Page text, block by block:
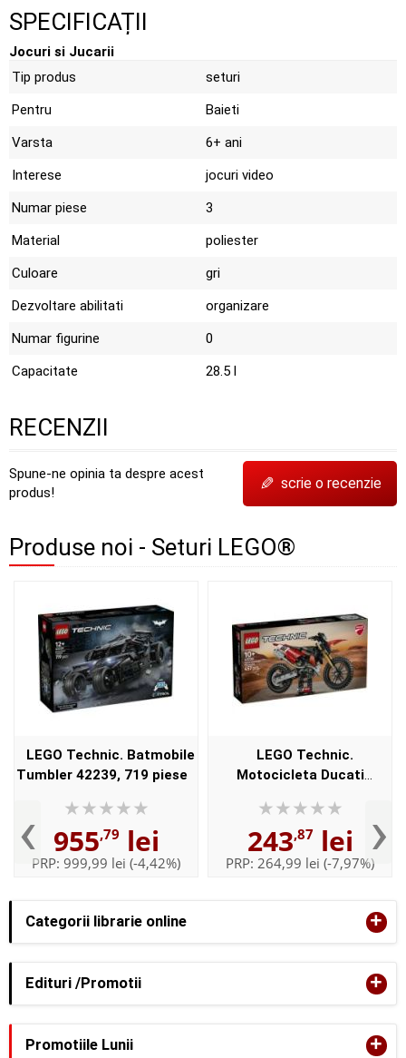
Categorii librarie online +
Edituri /Promotii +
SPECIFICAȚII
Jocuri si Jucarii
Tip produs
seturi
Pentru
Baieti
Varsta
6+ ani
Interese
jocuri video
Numar piese
3
Material
poliester
Culoare
gri
Dezvoltare abilitati
organizare
Numar figurine
0
Capacitate
28.5 l
RECENZII
Spune-ne opinia ta despre acest
produs!
✎ scrie o recenzie
Produse noi - Seturi LEGO®
‹
LEGO Technic. Batmobile
Tumbler 42239, 719 piese
955,79 lei
PRP: 999,99 lei (-4,42%)
LEGO Technic.
Motocicleta Ducati
uzina 42238, 457 piese
243,87lei
PRP: 264,99 lei (-7,97%)›
Promotiile Lunii +